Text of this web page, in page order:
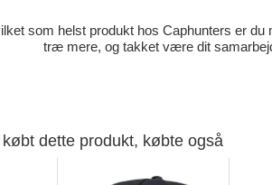
som helst produkt hos Caphunters er
træ mere, og takket være dit
dette produkt, købte også